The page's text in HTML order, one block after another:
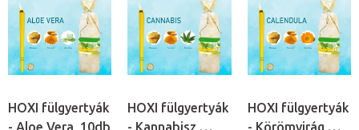
HOXI fülgyertyák
HOXI fülgyertyák
HOXI fülgyertyák